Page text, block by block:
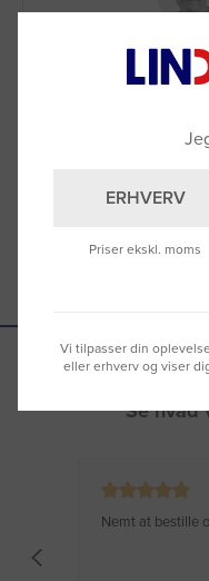
Ring
Du kan
Se hvad
Nemt at bestille
ERHVERV
Priser ekskl. moms
Vi tilpasser din
eller erhverv og viser